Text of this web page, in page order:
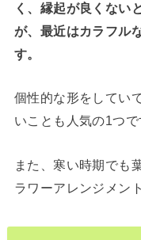
く、縁起が良くない
が、最近はカラフル
す。
個性的な形をしてい
いことも人気の1つで
また、寒い時期でも
ラワーアレンジメン